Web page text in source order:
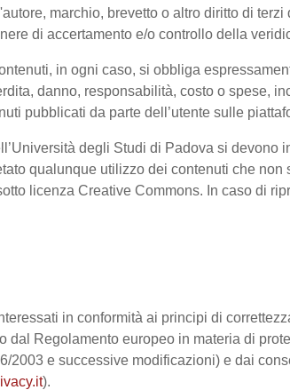
marchio, brevetto o altro diritto di
di accertamento e/o controllo della
in ogni caso, si obbliga
danno, responsabilità, costo o spese,
pubblicati da parte dell’utente sulle
degli Studi di Padova si
qualunque utilizzo dei contenuti che
licenza Creative Commons. In caso di
in conformità ai principi di
dal Regolamento europeo in materia di
2003 e successive modificazioni) e dai
).